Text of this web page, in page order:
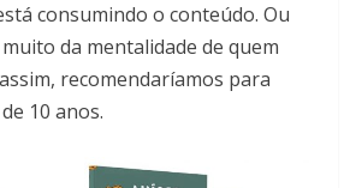
consumindo o conteúdo. Ou
da mentalidade de quem
recomendaríamos para
10 anos.